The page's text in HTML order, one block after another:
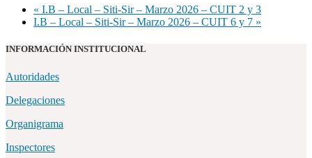
« I.B – Local – Siti-Sir – Marzo 2026 – CUIT 2 y 3
I.B – Local – Siti-Sir – Marzo 2026 – CUIT 6 y 7 »
INFORMACIÓN INSTITUCIONAL
Autoridades
Delegaciones
Organigrama
Inspectores